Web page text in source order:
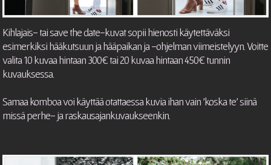
Kihlajais- tai save the date-kuvat sopii hienosti käytettäväksi
esimerkiksi hääkutsuun ja hääpaikan ja -ohjelman viimeistelyyn. Voitte
valita 10 kuvaa hintaan 300€ tai 20 kuvaa hintaan 450€ tunnin
kuvauksessa.
Samaa komboa voi käyttää otattaessa kuvia ihan vain 'koska te' siinä
missä perhe- ja raskausajankuvaukseenkin.